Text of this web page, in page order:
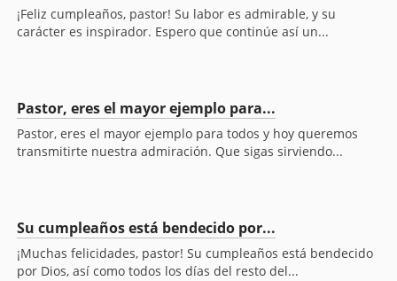
¡Feliz cumpleaños, pastor! Su labor es admirable, y su
carácter es inspirador. Espero que continúe así un...
Pastor, eres el mayor ejemplo para...
Pastor, eres el mayor ejemplo para todos y hoy queremos
transmitirte nuestra admiración. Que sigas sirviendo...
Su cumpleaños está bendecido por...
¡Muchas felicidades, pastor! Su cumpleaños está bendecido
por Dios, así como todos los días del resto del...